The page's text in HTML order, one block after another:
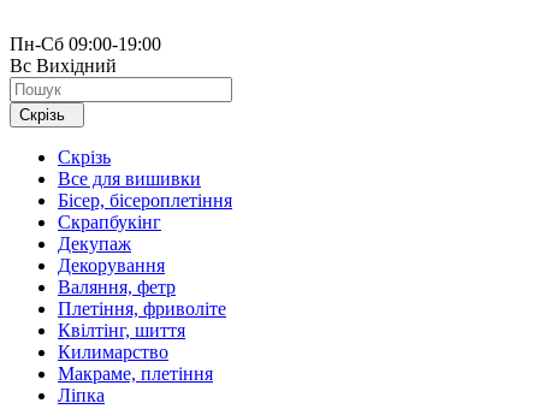
Пн-Сб 09:00-19:00
Вс Вихідний
Скрізь
Скрізь
Все для вишивки
Бісер, бісероплетіння
Скрапбукінг
Декупаж
Декорування
Валяння, фетр
Плетіння, фриволіте
Квілтінг, шиття
Килимарство
Макраме, плетіння
Ліпка